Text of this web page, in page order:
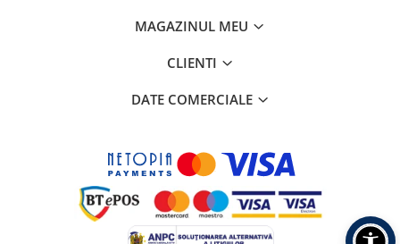
MAGAZINUL MEU
CLIENTI
DATE COMERCIALE